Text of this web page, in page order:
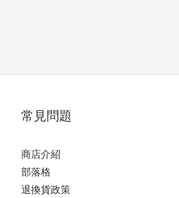
常見問題
商店介紹
部落格
退換貨政策